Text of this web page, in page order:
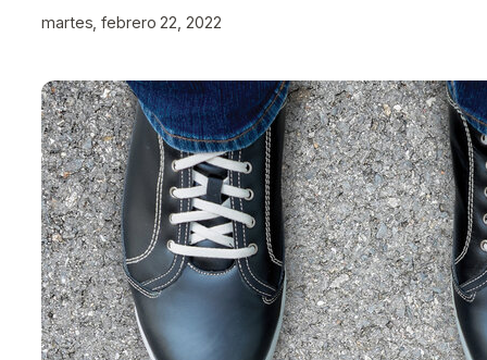
martes, febrero 22, 2022